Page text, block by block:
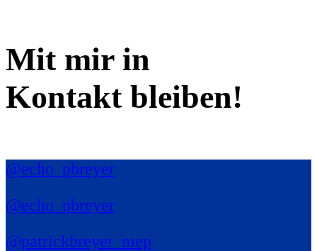
Mit mir in
Kontakt bleiben!
@echo_pbreyer
@echo_pbreyer
@patrickbreyer_mep